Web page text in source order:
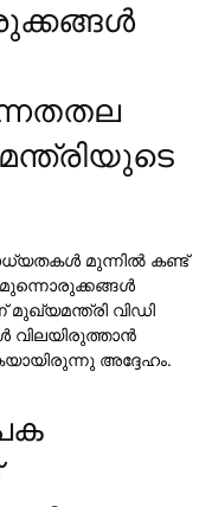
മുന്നില്‍ കണ്ട്
മുഖ്യമന്ത്രി വിഡി
അദ്ദേഹം.